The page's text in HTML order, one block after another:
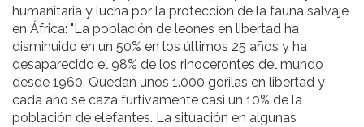
humanitaria y lucha por la protección de la fauna salvaje
en África: "La población de leones en libertad ha
disminuido en un 50% en los últimos 25 años y ha
desaparecido el 98% de los rinocerontes del mundo
desde 1960. Quedan unos 1.000 gorilas en libertad y
cada año se caza furtivamente casi un 10% de la
población de elefantes. La situación en algunas